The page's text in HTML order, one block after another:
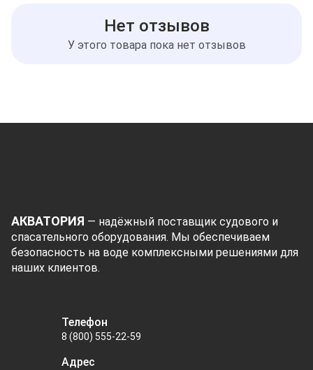
Нет отзывов
У этого товара пока нет отзывов
АКВАТОРИЯ — надёжный поставщик судового и
спасательного оборудования. Мы обеспечиваем
безопасность на воде комплексными решениями для
наших клиентов.
Телефон
8 (800) 555-22-59
Адрес